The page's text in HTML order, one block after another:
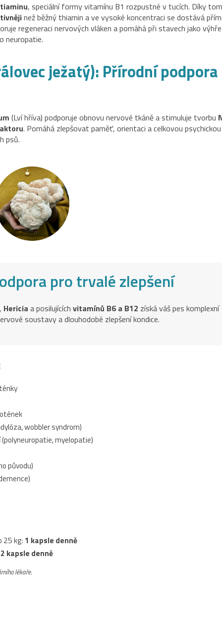
, speciální formy vitamínu B1 rozpustné v tucích. Díky
než běžný thiamin a ve vysoké koncentraci se dostává
regeneraci nervových vláken a pomáhá při stavech jako
neuropatie.
ježatý): Přírodní podpora
(Lví hříva) podporuje obnovu nervové tkáně a stimuluje tvorbu
. Pomáhá zlepšovat paměť, orientaci a celkovou psychickou
psů.
pro trvalé zlepšení
, Hericia a posilujících vitamínů B6 a B12 získá váš pes komplexní
soustavy a dlouhodobé zlepšení kondice.
wobbler syndrom)
myelopatie)
původu)
25 kg: 1 kapsle denně
2 kapsle denně
lékaře.